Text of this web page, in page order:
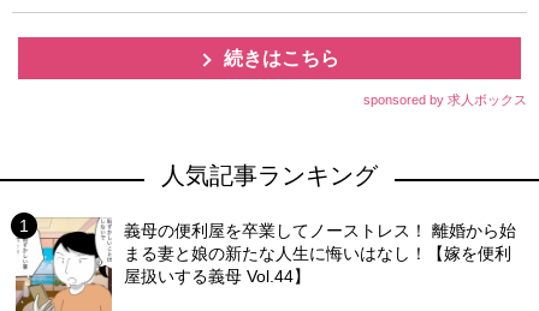
続きはこちら
sponsored by 求人ボックス
人気記事ランキング
義母の便利屋を卒業してノーストレス！ 離婚から始
まる妻と娘の新たな人生に悔いはなし！【嫁を便利
屋扱いする義母 Vol.44】